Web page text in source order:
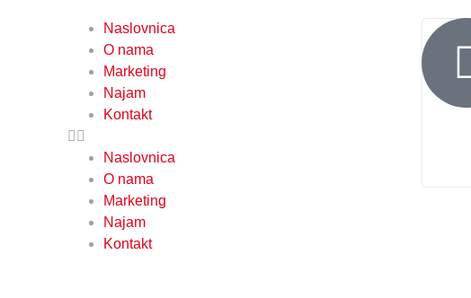
Naslovnica
O nama
Marketing
Najam
Kontakt
Naslovnica
O nama
Marketing
Najam
Kontakt